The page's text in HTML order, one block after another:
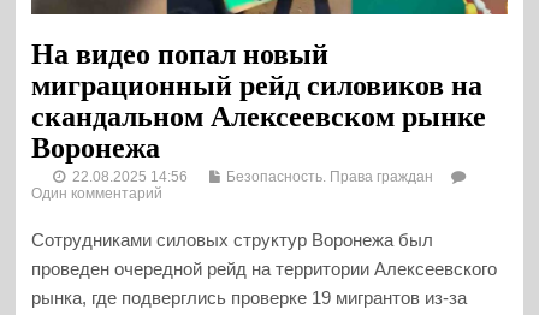
На видео попал новый
миграционный рейд силовиков на
скандальном Алексеевском рынке
Воронежа
22.08.2025 14:56
Безопасность. Права граждан
Один комментарий
Сотрудниками силовых структур Воронежа был
проведен очередной рейд на территории Алексеевского
рынка, где подверглись проверке 19 мигрантов из-за